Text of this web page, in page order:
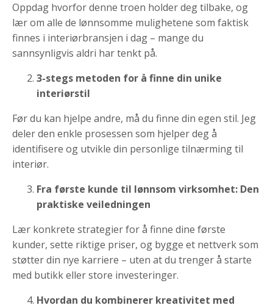
Oppdag hvorfor denne troen holder deg tilbake, og
lær om alle de lønnsomme mulighetene som faktisk
finnes i interiørbransjen i dag – mange du
sannsynligvis aldri har tenkt på.
3-stegs metoden for å finne din unike
interiørstil
Før du kan hjelpe andre, må du finne din egen stil. Jeg
deler den enkle prosessen som hjelper deg å
identifisere og utvikle din personlige tilnærming til
interiør.
Fra første kunde til lønnsom virksomhet: Den
praktiske veiledningen
Lær konkrete strategier for å finne dine første
kunder, sette riktige priser, og bygge et nettverk som
støtter din nye karriere – uten at du trenger å starte
med butikk eller store investeringer.
Hvordan du kombinerer kreativitet med